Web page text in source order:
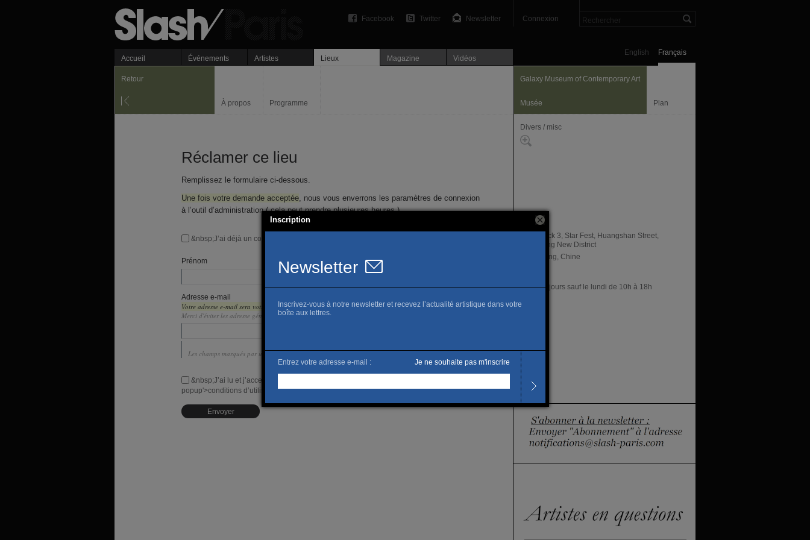
Connexion
Newsletter
Twitter
Facebook
Français
English
Accueil Événements Artistes Lieux Magazine Vidéos
Retour
À propos Programme
Réclamer ce lieu
Remplissez le formulaire ci-dessous.
Une fois votre demande acceptée, nous vous enverrons les paramètres de connexion
à l’outil d’administration ( cela peut prendre plusieures heures ).
&nbsp;J’ai déjà un compte Slash
Prénom Nom
Adresse e-mail
Votre adresse e-mail sera votre identifiant de connexion,elle doit être strictement personnelle.
Merci d'éviter les adresse génériques comme « info@galerie.com » ou « contact@galerie.com »
Les champs marqués par une barre sont obligatoires.
&nbsp;J’ai lu et j’accepte les <a href='/conditions' target='about' class='link
popup'>conditions d’utilisation</a> de Slash
Galaxy Museum of Contemporary Art
Musée Plan
Divers / misc
1-F2 Block 3, Star Fest, Huangshan Street,
Liangjiang New District
Chongqing, Chine
Tous les jours sauf le lundi de 10h à 18h
Inscription